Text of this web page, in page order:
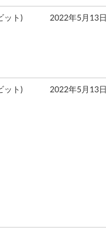
ット) 2022年5月13日
ット) 2022年5月13日